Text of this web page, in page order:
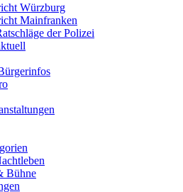
Würzburg
Mainfranken
der Polizei
Bühne